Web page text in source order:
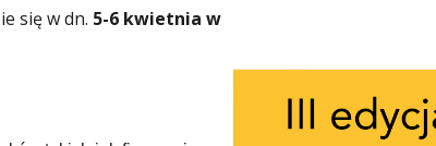
się w dn. 5-6 kwietnia w